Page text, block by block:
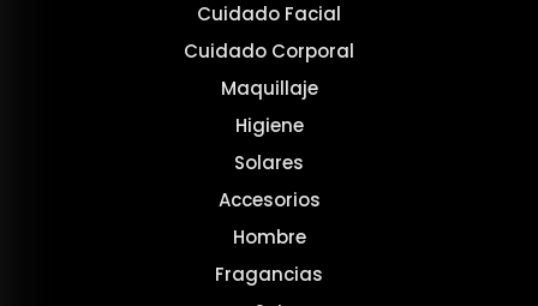
Cuidado Facial
Cuidado Corporal
Maquillaje
Higiene
Solares
Accesorios
Hombre
Fragancias